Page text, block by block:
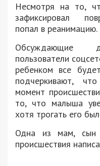
Несмотря на то,
зафиксировал
попал в реанимацию.
Обсуждающие
пользователи
ребенком все
подчеркивают,
момент
то, что малыша
хотя трогать его
Одна из мам, сын
происшествия